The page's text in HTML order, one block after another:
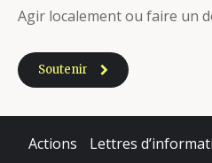
Agir localement ou faire un
Soutenir
Actions Lettres